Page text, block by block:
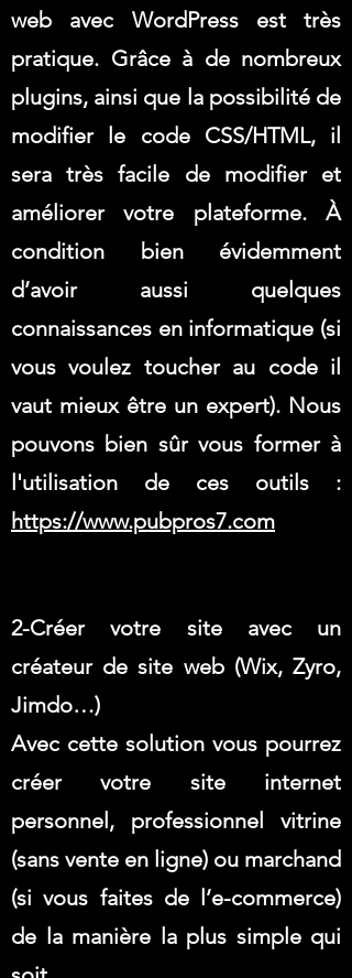
web avec WordPress est très
pratique. Grâce à de nombreux
plugins, ainsi que la possibilité de
modifier le code CSS/HTML, il
sera très facile de modifier et
améliorer votre plateforme. À
condition bien évidemment
d’avoir aussi quelques
connaissances en informatique (si
vous voulez toucher au code il
vaut mieux être un expert). Nous
pouvons bien sûr vous former à
l'utilisation de ces outils :
https://www.pubpros7.com
2-Créer votre site avec un
créateur de site web (Wix, Zyro,
Jimdo…)
Avec cette solution vous pourrez
créer votre site internet
personnel, professionnel vitrine
(sans vente en ligne) ou marchand
(si vous faites de l’e-commerce)
de la manière la plus simple qui